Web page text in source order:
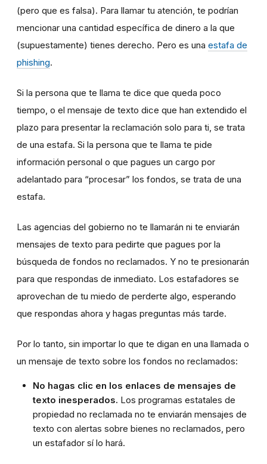
(pero que es falsa). Para llamar tu atención, te podrían
mencionar una cantidad específica de dinero a la que
(supuestamente) tienes derecho. Pero es una estafa de
phishing.
Si la persona que te llama te dice que queda poco
tiempo, o el mensaje de texto dice que han extendido el
plazo para presentar la reclamación solo para ti, se trata
de una estafa. Si la persona que te llama te pide
información personal o que pagues un cargo por
adelantado para “procesar” los fondos, se trata de una
estafa.
Las agencias del gobierno no te llamarán ni te enviarán
mensajes de texto para pedirte que pagues por la
búsqueda de fondos no reclamados. Y no te presionarán
para que respondas de inmediato. Los estafadores se
aprovechan de tu miedo de perderte algo, esperando
que respondas ahora y hagas preguntas más tarde.
Por lo tanto, sin importar lo que te digan en una llamada o
un mensaje de texto sobre los fondos no reclamados:
No hagas clic en los enlaces de mensajes de
texto inesperados. Los programas estatales de
propiedad no reclamada no te enviarán mensajes de
texto con alertas sobre bienes no reclamados, pero
un estafador sí lo hará.